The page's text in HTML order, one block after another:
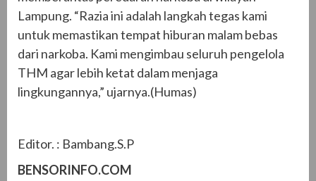
Lampung. “Razia ini adalah langkah tegas kami
untuk memastikan tempat hiburan malam bebas
dari narkoba. Kami mengimbau seluruh pengelola
THM agar lebih ketat dalam menjaga
lingkungannya,” ujarnya.(Humas)
Editor. : Bambang.S.P
BENSORINFO.COM